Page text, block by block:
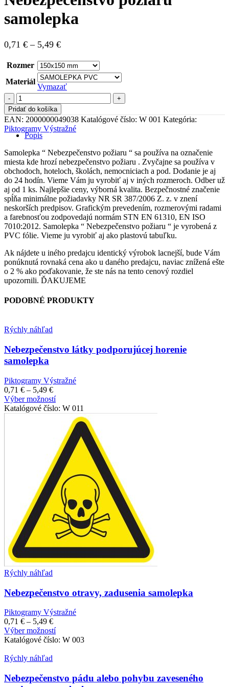
samolepka
0,71 € – 5,49 €Price
0,71 €
through
5,49 €
Rozmer
Materiál
Vymazať
množstvo
Nebezpečenstvo
požiaru
samolepka
Pridať do košíka
EAN: 2000000049038 Katalógové číslo: W 001 Kategória:
Piktogramy Výstražné
Popis
Samolepka “ Nebezpečenstvo požiaru “ sa používa na označenie
miesta kde hrozí nebezpečenstvo požiaru . Zvyčajne sa používa v
obchodoch, hoteloch, školách, nemocniciach a pod. Dodanie je aj
do 24 hodín. Vieme Vám ju vyrobiť aj v iných rozmeroch. Odber už
aj od 1 ks. Najlepšie ceny, výborná kvalita. Bezpečnostné značenie
spĺňa minimálne požiadavky NR SR 387/2006 Z. z. v znení
neskorších predpisov. Grafickým prevedením, rozmerovými radami
a farebnosťou zodpovedajú normám STN EN 61310, EN ISO
7010:2012. Samolepka “ Nebezpečenstvo požiaru “ je vyrobená z
PVC fólie. Vieme ju vyrobiť aj ako plastovú tabuľku.
Ak nájdete u iného predajcu identický výrobok lacnejší, bude Vám
ponúknutá rovnaká cena ako u daného predajcu, naviac znížená ešte
o 2 % ako poďakovanie, že ste nás na tento cenový rozdiel
upozornili. ĎAKUJEME
PODOBNÉ PRODUKTY
Rýchly náhľad
Nebezpečenstvo látky podporujúcej horenie
samolepka
Piktogramy Výstražné
0,71 € – 5,49 €Price
range:
0,71 €
through
5,49 €
Výber možnostíTento
produkt
viacero
variantov.
Možnosti
si
môžete
vybrať
na
stránke
produktu.
Katalógové číslo: W 011
Rýchly náhľad
Nebezpečenstvo otravy, zadusenia samolepka
Piktogramy Výstražné
0,71 € – 5,49 €Price
range:
0,71 €
Výber možnostíTento
produkt
Možnosti
Katalógové číslo: W 003
Rýchly náhľad
Nebezpečenstvo pádu alebo pohybu zaveseného